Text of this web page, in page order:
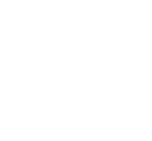
DOMUS ποσότητα